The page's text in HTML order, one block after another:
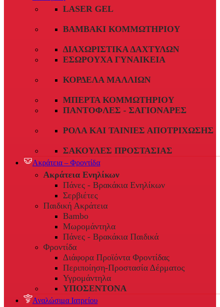
LASER GEL
ΒΑΜΒΆΚΙ ΚΟΜΜΩΤΗΡΊΟΥ
ΔΙΑΧΩΡΙΣΤΙΚΆ ΔΑΧΤΎΛΩΝ
ΕΣΏΡΟΥΧΑ ΓΥΝΑΙΚΕΊΑ
ΚΟΡΔΈΛΑ ΜΑΛΛΙΏΝ
ΜΠΈΡΤΑ ΚΟΜΜΩΤΗΡΊΟΥ
ΠΑΝΤΌΦΛΕΣ - ΣΑΓΙΟΝΆΡΕΣ
ΡΟΛΆ ΚΑΙ ΤΑΙΝΊΕΣ ΑΠΟΤΡΊΧΩΣΗΣ
ΣΑΚΟΎΛΕΣ ΠΡΟΣΤΑΣΊΑΣ
Ακράτεια – Φροντίδα
Ακράτεια Ενηλίκων
Πάνες - Βρακάκια Ενηλίκων
Σερβιέτες
Παιδική Ακράτεια
Bambo
Μωρομάντηλα
Πάνες - Βρακάκια Παιδικά
Φροντίδα
Διάφορα Προϊόντα Φροντίδας
Περιποίηση-Προστασία Δέρματος
Υγρομάντηλα
ΥΠΟΣΕΝΤΟΝΑ
Αναλώσιμα Ιατρείου